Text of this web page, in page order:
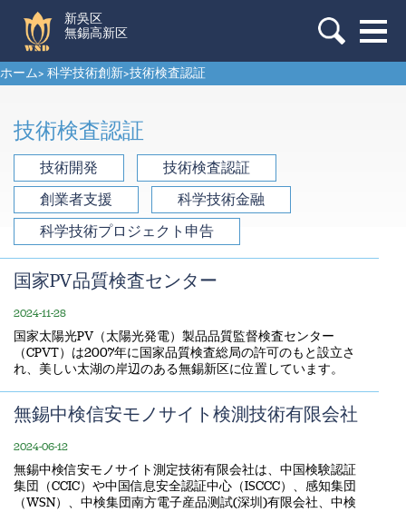
新吳区
無錫高新区
ホーム> 科学技術創新>技術検査認証
技術検査認証
国家PV品質検査センター
2024-11-28
国家太陽光PV（太陽光発電）製品品質監督検査センター
（CPVT）は2007年に国家品質検査総局の許可のもと設立さ
れ、美しい太湖の岸辺のある無錫新区に位置しています。
無錫中検信安モノサイト検測技術有限会社
2024-06-12
無錫中検信安モノサイト測定技術有限会社は、中国検験認証
集団（CCIC）や中国信息安全認証中心（ISCCC）、感知集団
（WSN）、中検集団南方電子産品测試(深圳)有限会社、中検
技術開発
技術検査認証
創業者支援
科学技術金融
科学技術プロジェクト申告